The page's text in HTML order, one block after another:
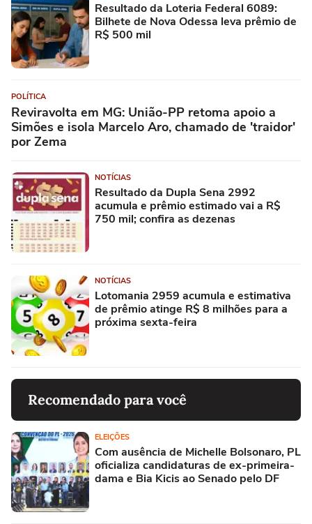
Resultado da Loteria Federal 6089:
Bilhete de Nova Odessa leva prêmio de
R$ 500 mil
POLÍTICA
Reviravolta em MG: União-PP retoma apoio a
Simões e isola Marcelo Aro, chamado de 'traidor'
por Zema
NOTÍCIAS
Resultado da Dupla Sena 2992
acumula e prêmio estimado vai a R$
750 mil; confira as dezenas
NOTÍCIAS
Lotomania 2959 acumula e estimativa
de prêmio atinge R$ 8 milhões para a
próxima sexta-feira
Recomendado para você
ELEIÇÕES
Com ausência de Michelle Bolsonaro, PL
oficializa candidaturas de ex-primeira-
dama e Bia Kicis ao Senado pelo DF